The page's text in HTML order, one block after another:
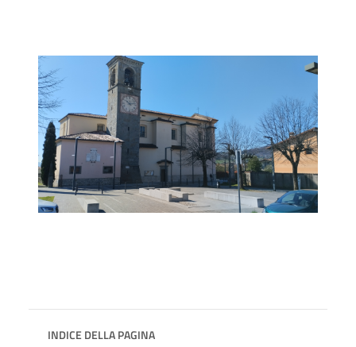
INDICE DELLA PAGINA